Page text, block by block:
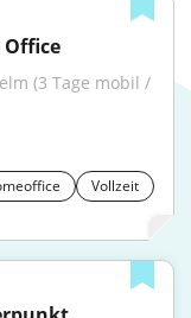
Office
(3 Tage mobil /
Vollzeit